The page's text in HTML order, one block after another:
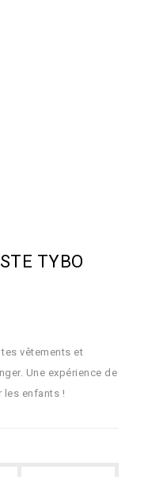
TYBO
vêtements et
Une expérience de
les enfants !